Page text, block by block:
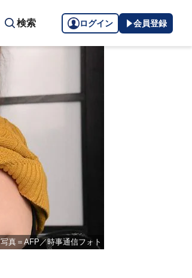
検索 ログイン 会員登録
写真＝AFP／時事通信フォト